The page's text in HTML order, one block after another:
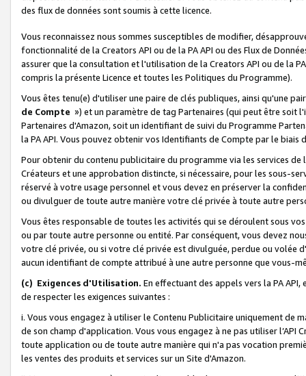
des flux de données sont soumis à cette licence.
Vous reconnaissez nous sommes susceptibles de modifier,
fonctionnalité de la Creators API ou de la PA API ou des Flux de
assurer que la consultation et l'utilisation de la Creators API ou de la
compris la présente Licence et toutes les Politiques du Programme).
Vous êtes tenu(e) d'utiliser une paire de clés publiques, ainsi qu'une
de Compte ») et un paramètre de tag Partenaires (qui peut être soit
Partenaires d'Amazon, soit un identifiant de suivi du Programme
la PA API. Vous pouvez obtenir vos Identifiants de Compte par le biais
Pour obtenir du contenu publicitaire du programme via les services
Créateurs et une approbation distincte, si nécessaire, pour les sous-
réservé à votre usage personnel et vous devez en préserver la
ou divulguer de toute autre manière votre clé privée à toute autre
Vous êtes responsable de toutes les activités qui se déroulent sous
ou par toute autre personne ou entité. Par conséquent, vous devez
votre clé privée, ou si votre clé privée est divulguée, perdue ou volée
aucun identifiant de compte attribué à une autre personne que vous-
(c) Exigences d'Utilisation. En effectuant des appels vers la PA
de respecter les exigences suivantes :
i. Vous vous engagez à utiliser le Contenu Publicitaire uniquement de
de son champ d'application. Vous vous engagez à ne pas utiliser l’API
toute application ou de toute autre manière qui n'a pas vocation
les ventes des produits et services sur un Site d'Amazon.